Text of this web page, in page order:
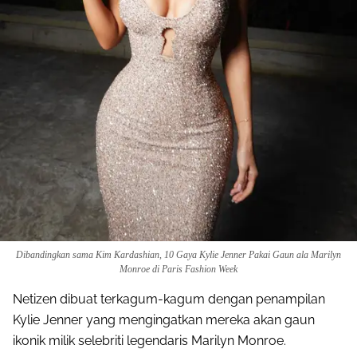
Dibandingkan sama Kim Kardashian, 10 Gaya Kylie Jenner Pakai Gaun ala Marilyn
Monroe di Paris Fashion Week
Netizen dibuat terkagum-kagum dengan penampilan
Kylie Jenner yang mengingatkan mereka akan gaun
ikonik milik selebriti legendaris Marilyn Monroe.